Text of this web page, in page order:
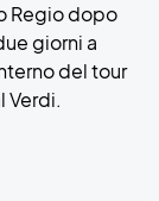
Regio dopo
giorni a
del tour
Verdi.